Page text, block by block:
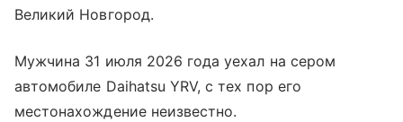
Великий Новгород.
Мужчина 31 июля 2026 года уехал на сером
автомобиле Daihatsu YRV, с тех пор его
местонахождение неизвестно.